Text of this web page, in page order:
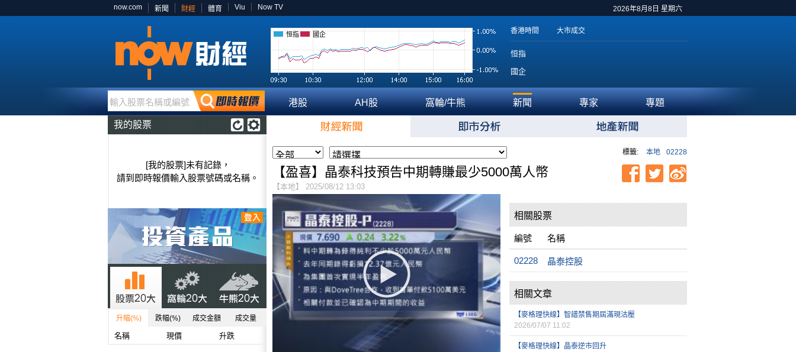
2026年8月8日 星期六
now.com 新聞 財經 體育 Viu Now TV
恒指 國企 香港時間 大市成交
恒指
國企
輸入股票名稱或編號 港股 AH股 窩輪/牛熊 新聞 專家 專題
我的股票
[我的股票]未有記錄，
請到即時報價輸入股票號碼或名稱。
升幅(%) 跌幅(%) 成交金額 成交量
名稱 現價 升跌
標籤: 本地 02228
【盈喜】晶泰科技預告中期轉賺最少5000萬人幣
【本地】 2025/08/12 13:03
相關股票
編號 名稱
02228 晶泰控股
相關文章
【麥格理快線】智譜禁售期屆滿現沽壓
2026/07/07 11:02
【麥格理快線】晶泰逆市回升